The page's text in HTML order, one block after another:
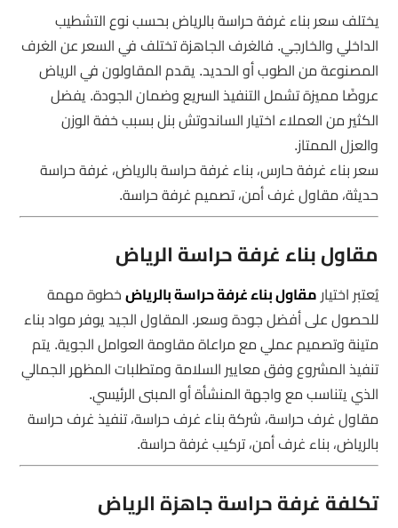
يختلف سعر بناء غرفة حراسة بالرياض بحسب نوع التشطيب
الداخلي والخارجي. فالغرف الجاهزة تختلف في السعر عن الغرف
المصنوعة من الطوب أو الحديد. يقدم المقاولون في الرياض
عروضًا مميزة تشمل التنفيذ السريع وضمان الجودة. يفضل
الكثير من العملاء اختيار الساندوتش بنل بسبب خفة الوزن
والعزل الممتاز.
سعر بناء غرفة حارس، بناء غرفة حراسة بالرياض، غرفة حراسة
حديثة، مقاول غرف أمن، تصميم غرفة حراسة.
مقاول بناء غرفة حراسة الرياض
يُعتبر اختيار مقاول بناء غرفة حراسة بالرياضخطوة مهمة
للحصول على أفضل جودة وسعر. المقاول الجيد يوفر مواد بناء
متينة وتصميم عملي مع مراعاة مقاومة العوامل الجوية. يتم
تنفيذ المشروع وفق معايير السلامة ومتطلبات المظهر الجمالي
الذي يتناسب مع واجهة المنشأة أو المبنى الرئيسي.
مقاول غرف حراسة، شركة بناء غرف حراسة، تنفيذ غرف حراسة
بالرياض، بناء غرف أمن، تركيب غرفة حراسة.
تكلفة غرفة حراسة جاهزة الرياض